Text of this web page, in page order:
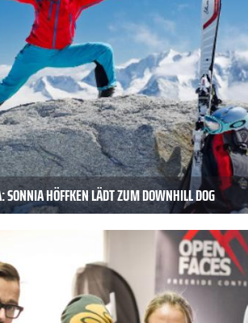
SONNIA HÖFFKEN LÄDT ZUM DOWNHILL DOG